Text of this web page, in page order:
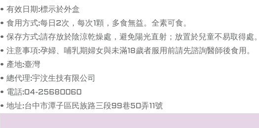
• 有效日期:標示於外盒
• 食用方式:每日2次，每次1顆，多食無益。全素可食。
• 保存方式:請存放於陰涼乾燥處，避免陽光直射；放置於兒童不易取得處。
• 注意事項:孕婦、哺乳期婦女與未滿18歲者服用前請先諮詢醫師後食用。
• 產地:臺灣
• 總代理:宇汶生技有限公司
• 電話:04-25680060
• 地址:台中市潭子區民族路三段99巷50弄11號